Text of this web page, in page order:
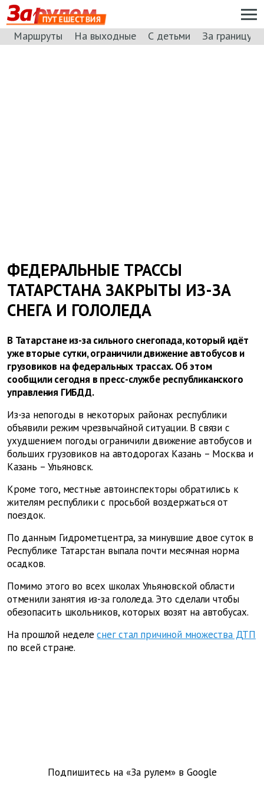
ПУТЕШЕСТВИЯ
Маршруты На выходные С детьми За границу
ФЕДЕРАЛЬНЫЕ ТРАССЫ
ТАТАРСТАНА ЗАКРЫТЫ ИЗ-ЗА
СНЕГА И ГОЛОЛЕДА
В Татарстане из-за сильного снегопада, который идёт
уже вторые сутки, ограничили движение автобусов и
грузовиков на федеральных трассах. Об этом
сообщили сегодня в пресс-службе республиканского
управления ГИБДД.
Из-за непогоды в некоторых районах республики
объявили режим чрезвычайной ситуации. В связи с
ухудшением погоды ограничили движение автобусов и
больших грузовиков на автодорогах Казань – Москва и
Казань – Ульяновск.
Кроме того, местные автоинспекторы обратились к
жителям республики с просьбой воздержаться от
поездок.
По данным Гидрометцентра, за минувшие двое суток в
Республике Татарстан выпала почти месячная норма
осадков.
Помимо этого во всех школах Ульяновской области
отменили занятия из-за гололеда. Это сделали чтобы
обезопасить школьников, которых возят на автобусах.
На прошлой неделе снег стал причиной множества ДТП
по всей стране.
Подпишитесь на «За рулем» в Google